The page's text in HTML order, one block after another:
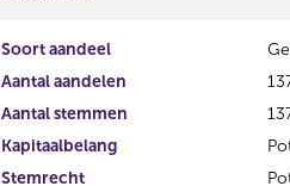
Soort aandeel
Aantal aandelen
Aantal stemmen
Kapitaalbelang
Stemrecht